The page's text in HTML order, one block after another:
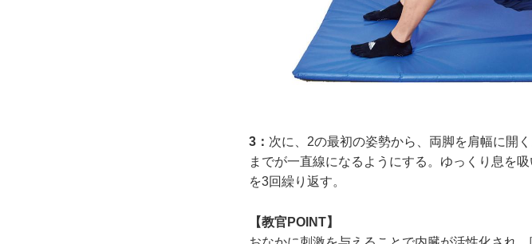
3： 次に、2の最初の姿勢から、両脚を肩幅に開
までが一直線になるようにする。ゆっくり息を
を3回繰り返す。
【教官POINT】